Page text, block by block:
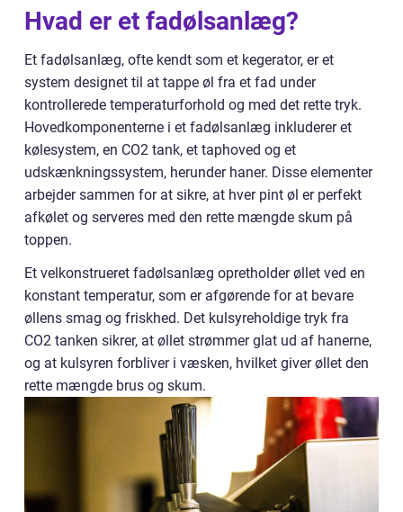
Hvad er et fadølsanlæg?
Et fadølsanlæg, ofte kendt som et kegerator, er et
system designet til at tappe øl fra et fad under
kontrollerede temperaturforhold og med det rette tryk.
Hovedkomponenterne i et fadølsanlæg inkluderer et
kølesystem, en CO2 tank, et taphoved og et
udskænkningssystem, herunder haner. Disse elementer
arbejder sammen for at sikre, at hver pint øl er perfekt
afkølet og serveres med den rette mængde skum på
toppen.
Et velkonstrueret fadølsanlæg opretholder øllet ved en
konstant temperatur, som er afgørende for at bevare
øllens smag og friskhed. Det kulsyreholdige tryk fra
CO2 tanken sikrer, at øllet strømmer glat ud af hanerne,
og at kulsyren forbliver i væsken, hvilket giver øllet den
rette mængde brus og skum.